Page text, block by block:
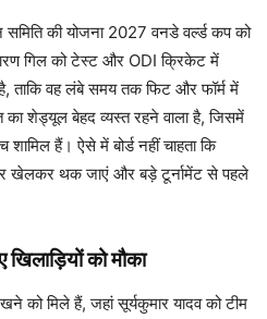
समिति की योजना 2027 वनडे वर्ल्ड कप को
गिल को टेस्ट और ODI क्रिकेट में
है, ताकि वह लंबे समय तक फिट और फॉर्म में
शेड्यूल बेहद व्यस्त रहने वाला है, जिसमें
हैं। ऐसे में बोर्ड नहीं चाहता कि
खेलकर थक जाएं और बड़े टूर्नामेंट से पहले
को मौका
को मिले हैं, जहां सूर्यकुमार यादव को टीम